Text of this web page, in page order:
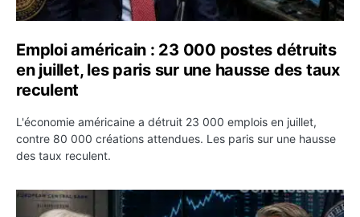
Emploi américain : 23 000 postes détruits
en juillet, les paris sur une hausse des taux
reculent
L'économie américaine a détruit 23 000 emplois en juillet,
contre 80 000 créations attendues. Les paris sur une hausse
des taux reculent.
Yen : Washington a vendu des euros sans prévenir la